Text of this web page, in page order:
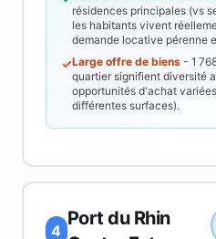
résidences principales (vs
les habitants vivent
demande locative pérenne
✓Large offre de biens - 1
quartier signifient diversité
opportunités d'achat
différentes surfaces).
4
Port du Rhin